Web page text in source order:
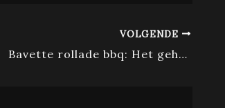
VOLGENDE
Bavette rollade bbq: Het geheim van smaak op de grill